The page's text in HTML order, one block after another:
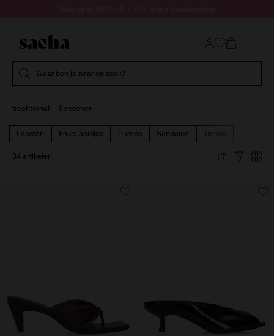
Waar ben je naar op zoek?
trechterhak - Schoenen
Laarzen Enkellaarsjes Pumps Sandalen Trends
34 artikelen